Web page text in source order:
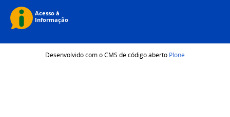
Desenvolvido com o CMS de código aberto Plone